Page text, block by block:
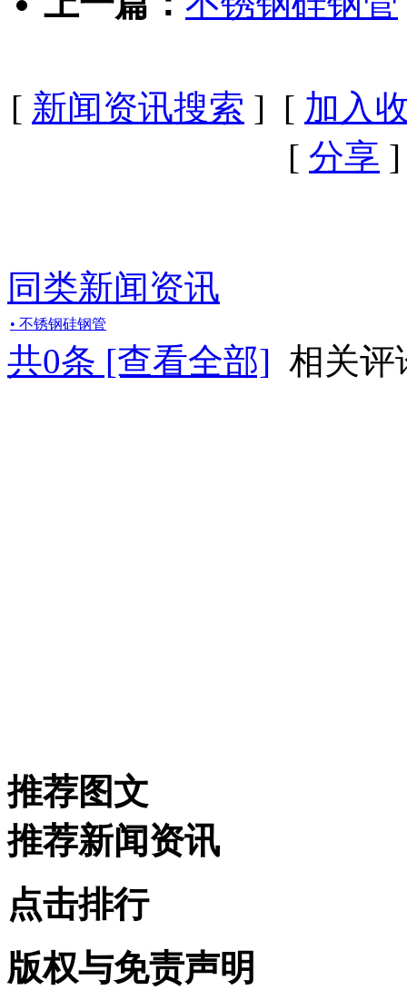
[ 新闻资讯搜索 ] [ 加入
[ 分享
同类新闻资讯
• 不锈钢硅钢管
共0条 [查看全部] 相关评
推荐图文
推荐新闻资讯
点击排行
版权与免责声明